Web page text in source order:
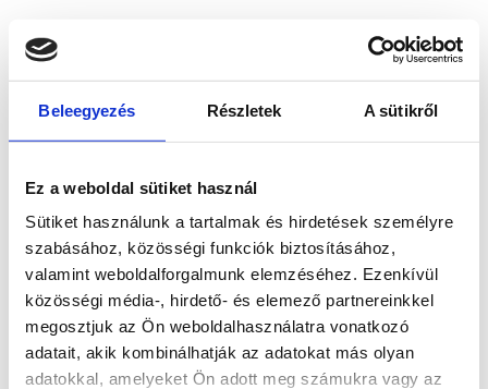
Beleegyezés Részletek A sütikről
Ez a weboldal sütiket használ
Sütiket használunk a tartalmak és hirdetések személyre
szabásához, közösségi funkciók biztosításához,
valamint weboldalforgalmunk elemzéséhez. Ezenkívül
közösségi média-, hirdető- és elemező partnereinkkel
megosztjuk az Ön weboldalhasználatra vonatkozó
adatait, akik kombinálhatják az adatokat más olyan
adatokkal, amelyeket Ön adott meg számukra vagy az